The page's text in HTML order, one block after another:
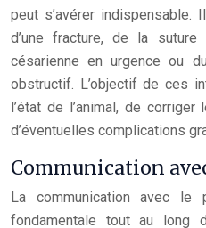
peut s’avérer indispensable.
d’une fracture, de la suture
césarienne en urgence ou
obstructif. L’objectif de ces
l’état de l’animal, de
d’éventuelles complications
Communication
La communication avec le
fondamentale tout au long